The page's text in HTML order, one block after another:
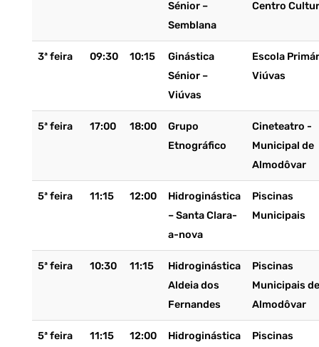
Sénior –
Semblana
Centro
3ª feira 09:30 10:15
Ginástica
Sénior –
Viúvas
Escola
Viúvas
5ª feira 17:00 18:00
Grupo
Etnográfico
Cineteatro -
Municipal de
Almodôvar
5ª feira 11:15 12:00
Hidroginástica
– Santa Clara-
a-nova
Piscinas
Municipais
5ª feira 10:30 11:15
Hidroginástica
Aldeia dos
Fernandes
Piscinas
Municipais de
Almodôvar
5ª feira 11:15 12:00
Hidroginástica
Piscinas